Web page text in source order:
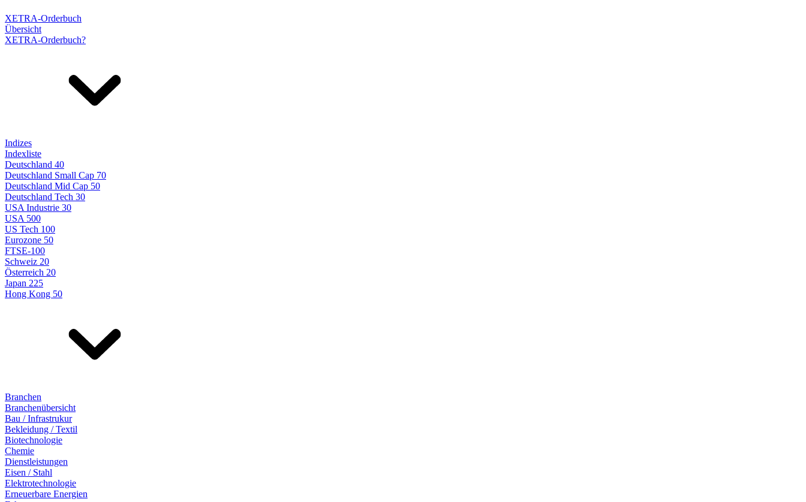
XETRA-Orderbuch
Übersicht
XETRA-Orderbuch?
Indizes
Indexliste
Deutschland 40
Deutschland Small Cap 70
Deutschland Mid Cap 50
Deutschland Tech 30
USA Industrie 30
USA 500
US Tech 100
Eurozone 50
FTSE-100
Schweiz 20
Österreich 20
Japan 225
Hong Kong 50
Branchen
Branchenübersicht
Bau / Infrastrukur
Bekleidung / Textil
Biotechnologie
Chemie
Dienstleistungen
Eisen / Stahl
Elektrotechnologie
Erneuerbare Energien